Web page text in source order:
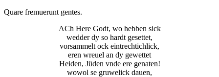
Quare fremuerunt gentes.
ACh Here Godt, wo hebben sick
wedder dy so hardt gesettet,
vorsammelt ock eintrechtichlick,
eren wreuel an dy gewettet
Heiden, Jüden vnde ere genaten!
wowol se gruwelick dauen,